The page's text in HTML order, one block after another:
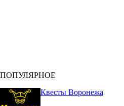
ПОПУЛЯРНОЕ
Квесты Воронежа